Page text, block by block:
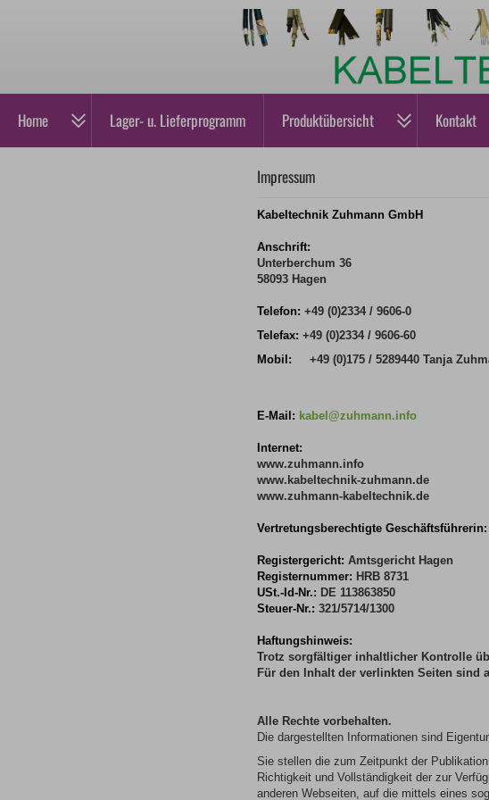
Home Lager- u. Lieferprogramm Produktübersicht Kontakt
Impressum
Kabeltechnik Zuhmann GmbH
Anschrift:
Unterberchum 36
58093 Hagen
Telefon: +49 (0)2334 / 9606-0
Telefax: +49 (0)2334 / 9606-60
Mobil:
+49 (0)175 / 5289440 Tanja
E-Mail: kabel@zuhmann.info
Internet:
www.zuhmann.info
www.kabeltechnik-zuhmann.de
www.zuhmann-kabeltechnik.de
Vertretungsberechtigte Geschäftsführerin:
Registergericht: Amtsgericht Hagen
Registernummer: HRB 8731
USt.-Id-Nr.: DE 113863850
Steuer-Nr.: 321/5714/1300
Haftungshinweis:
Trotz sorgfältiger inhaltlicher Kontrolle
Für den Inhalt der verlinkten Seiten sind
Alle Rechte vorbehalten.
Die dargestellten Informationen sind
Sie stellen die zum Zeitpunkt der
Richtigkeit und Vollständigkeit der zur
anderen Webseiten, auf die mittels eines